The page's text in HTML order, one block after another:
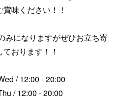
味ください！！
みになりますがぜひお立ち寄
おります！！
/ 12:00 - 20:00
/ 12:00 - 20:00